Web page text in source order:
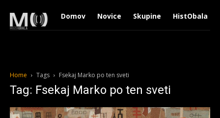
Domov Novice Skupine HistObala
Home Tags Fsekaj Marko po ten sveti
Tag: Fsekaj Marko po ten sveti